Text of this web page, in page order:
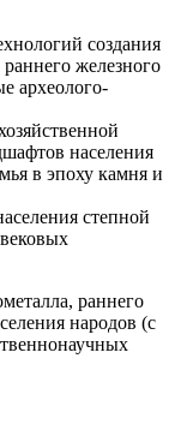
создания
железного
археолого-
населения
в эпоху камня и
степной
раннего
народов (с